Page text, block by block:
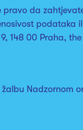
pravo da
podataka
148 00 Praha,
Nadzornom